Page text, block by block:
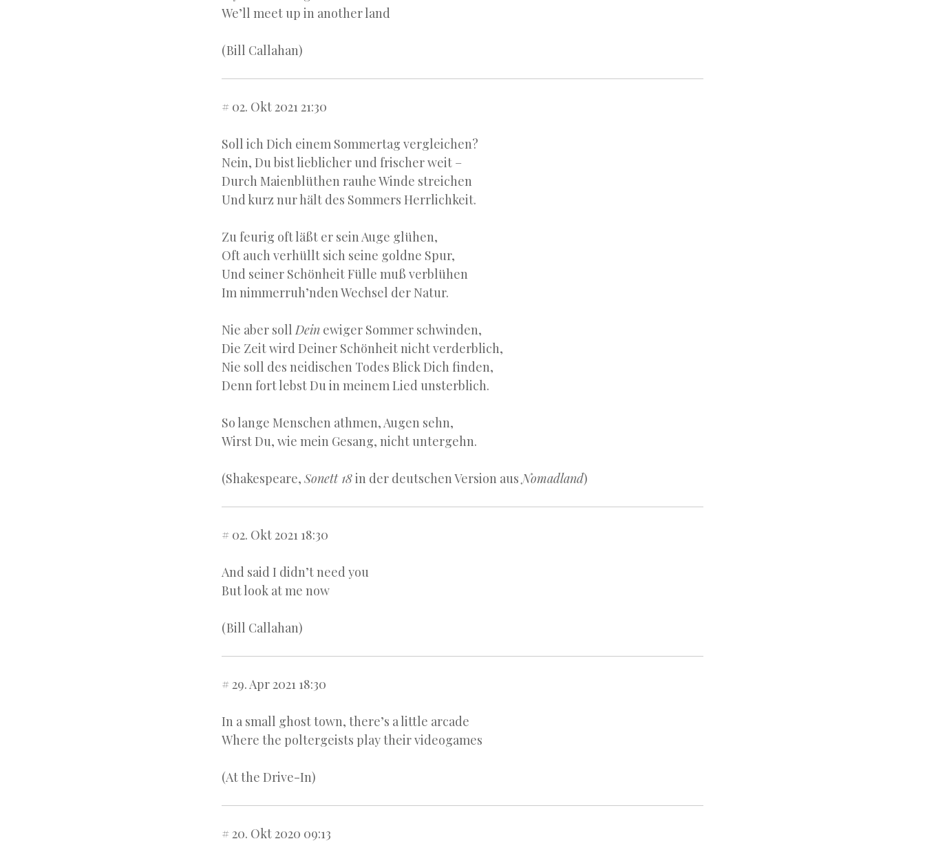
We’ll meet up in another land
(Bill Callahan)
# 02. Okt 2021 21:30
Soll ich Dich einem Sommertag vergleichen?
Nein, Du bist lieblicher und frischer weit –
Durch Maienblüthen rauhe Winde streichen
Und kurz nur hält des Sommers Herrlichkeit.
Zu feurig oft läßt er sein Auge glühen,
Oft auch verhüllt sich seine goldne Spur,
Und seiner Schönheit Fülle muß verblühen
Im nimmerruh’nden Wechsel der Natur.
Nie aber sollDein ewiger Sommer schwinden,
Die Zeit wird Deiner Schönheit nicht verderblich,
Nie soll des neidischen Todes Blick Dich finden,
Denn fort lebst Du in meinem Lied unsterblich.
So lange Menschen athmen, Augen sehn,
Wirst Du, wie mein Gesang, nicht untergehn.
(Shakespeare, Sonett 18in der deutschen Version ausNomadland)
# 02. Okt 2021 18:30
And said I didn’t need you
But look at me now
(Bill Callahan)
# 29. Apr 2021 18:30
In a small ghost town, there’s a little arcade
Where the poltergeists play their videogames
(At the Drive-In)
# 20. Okt 2020 09:13